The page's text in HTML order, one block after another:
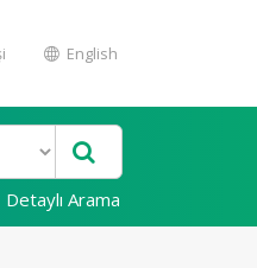
English
Detaylı Arama